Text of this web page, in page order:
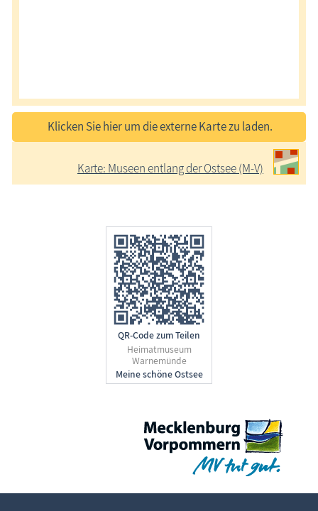
Klicken Sie hier um die externe Karte zu laden.
Karte: Museen entlang der Ostsee (M-V)
QR-Code zum Teilen
Heimatmuseum
Warnemünde